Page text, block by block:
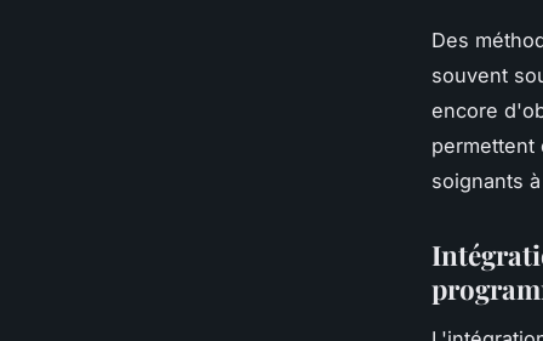
Des
souvent
encore
permettent
soignants